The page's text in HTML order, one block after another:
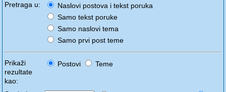
Pretraga u:
Naslovi postova i tekst poruka
Samo tekst poruke
Samo naslovi tema
Samo prvi post teme
Prikaži
rezultate
kao:
Postovi Teme